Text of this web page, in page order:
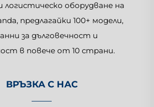
логистическо оборудване на
предлагайки 100+ модели,
за дълговечност и
в повече от 10 страни.
ВРЪЗКА С НАС